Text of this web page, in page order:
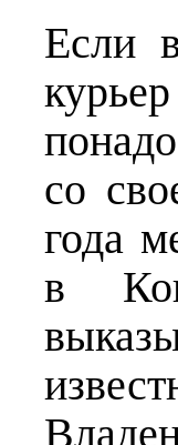
Если
со
года
в